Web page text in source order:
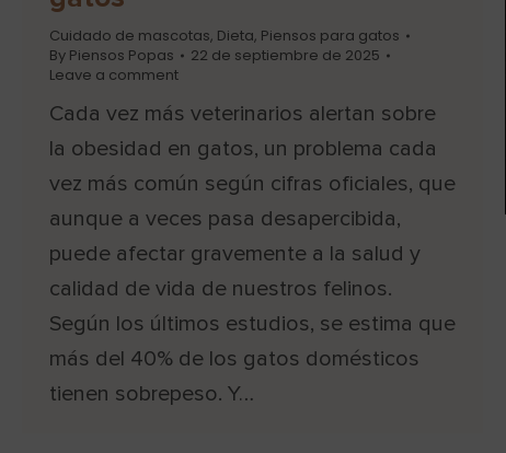
Cuidado de mascotas, Dieta, Piensos para gatos
By Piensos Popas
22 de septiembre de 2025
Leave a comment
Cada vez más veterinarios alertan sobre
la obesidad en gatos, un problema cada
vez más común según cifras oficiales, que
aunque a veces pasa desapercibida,
puede afectar gravemente a la salud y
calidad de vida de nuestros felinos.
Según los últimos estudios, se estima que
más del 40% de los gatos domésticos
tienen sobrepeso. Y…